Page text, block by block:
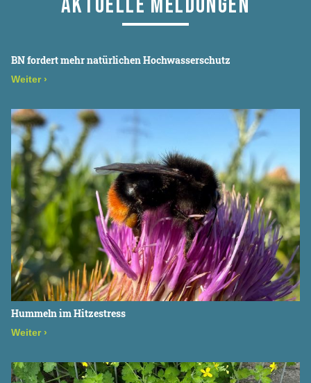
BN fordert mehr natürlichen Hochwasserschutz
Weiter ›
Hummeln im Hitzestress
Weiter ›